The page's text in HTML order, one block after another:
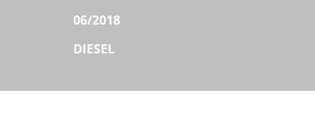
06/2018
DIESEL